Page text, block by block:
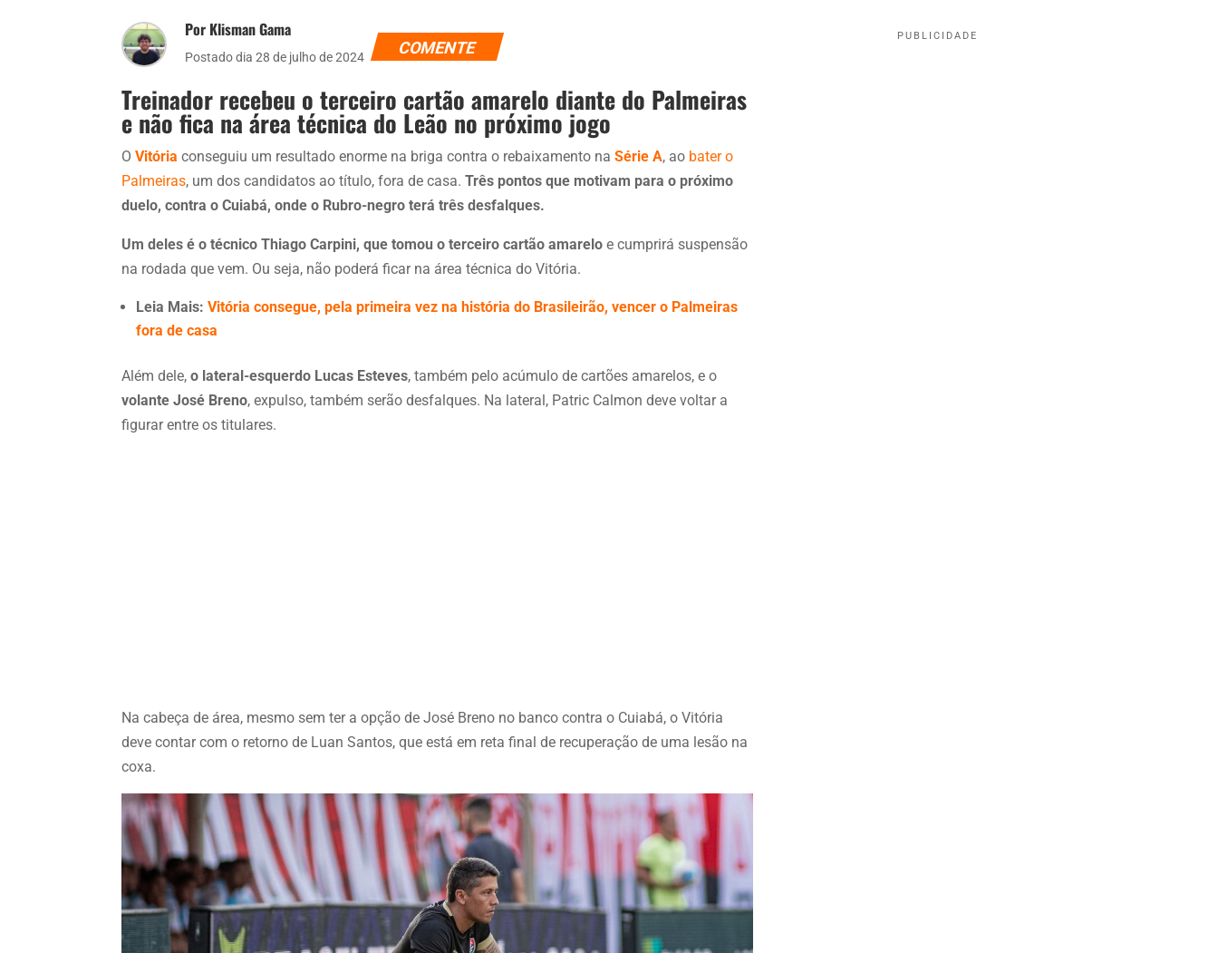
Por Klisman Gama
Postado dia 28 de julho de 2024 COMENTE
Treinador recebeu o terceiro cartão amarelo diante do Palmeiras
e não fica na área técnica do Leão no próximo jogo
OVitória conseguiu um resultado enorme na briga contra o rebaixamento naSérie A, ao bater o
Palmeiras, um dos candidatos ao título, fora de casa.Três pontos que motivam para o próximo
duelo, contra o Cuiabá, onde o Rubro-negro terá três desfalques.
Um deles é o técnico Thiago Carpini, que tomou o terceiro cartão amareloe cumprirá suspensão
na rodada que vem. Ou seja, não poderá ficar na área técnica do Vitória.
Leia Mais:Vitória consegue, pela primeira vez na história do Brasileirão, vencer o Palmeiras
fora de casa
Além dele,o lateral-esquerdo Lucas Esteves, também pelo acúmulo de cartões amarelos, e o
volante José Breno, expulso, também serão desfalques. Na lateral, Patric Calmon deve voltar a
figurar entre os titulares.
Na cabeça de área, mesmo sem ter a opção de José Breno no banco contra o Cuiabá, o Vitória
deve contar com o retorno de Luan Santos, que está em reta final de recuperação de uma lesão na
coxa.
PUBLICIDADE